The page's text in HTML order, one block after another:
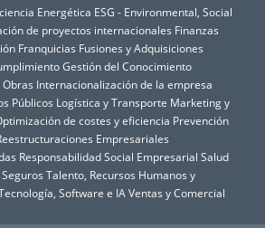
Energética ESG - Environmental, Social
de proyectos internacionales Finanzas
Franquicias Fusiones y Adquisiciones
Gestión del Conocimiento
Internacionalización de la empresa
Públicos Logística y Transporte Marketing y
de costes y eficiencia Prevención
Empresariales
Responsabilidad Social Empresarial Salud
Seguros Talento, Recursos Humanos y
Software e IA Ventas y Comercial